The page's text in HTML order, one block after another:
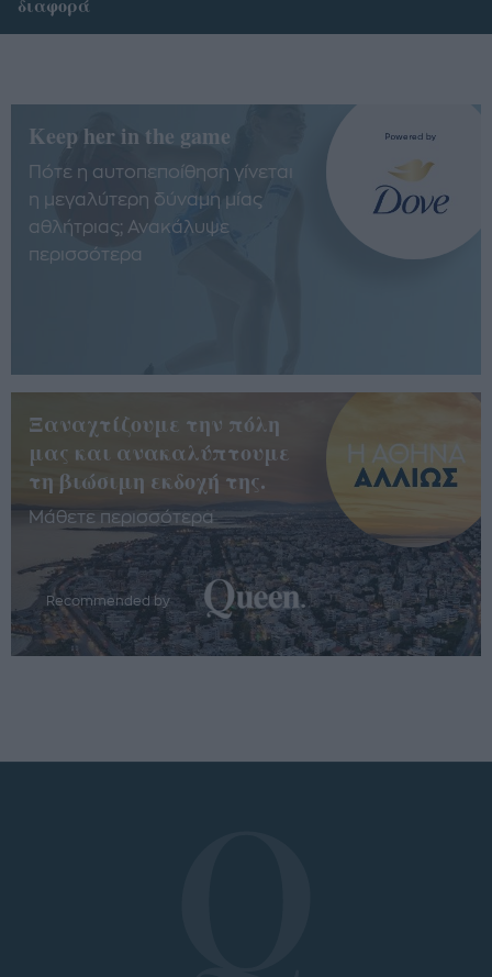
διαφορά
Keep her in the game
Πότε η αυτοπεποίθηση γίνεται
η μεγαλύτερη δύναμη μίας
αθλήτριας; Ανακάλυψε
περισσότερα
Ξαναχτίζουμε την πόλη
μας και ανακαλύπτουμε
τη βιώσιμη εκδοχή της.
Μάθετε περισσότερα
Recommended by